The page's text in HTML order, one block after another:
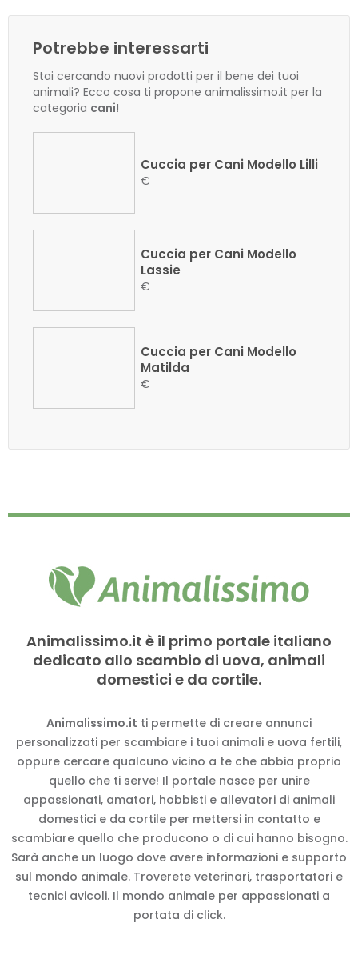
Potrebbe interessarti
Stai cercando nuovi prodotti per il bene dei tuoi
animali? Ecco cosa ti propone animalissimo.it per la
categoria cani!
Cuccia per Cani Modello Lilli
€
Cuccia per Cani Modello
Lassie
€
Cuccia per Cani Modello
Matilda
€
Animalissimo.it è il primo portale italiano
dedicato allo scambio di uova, animali
domestici e da cortile.
Animalissimo.it ti permette di creare annunci
personalizzati per scambiare i tuoi animali e uova fertili,
oppure cercare qualcuno vicino a te che abbia proprio
quello che ti serve! Il portale nasce per unire
appassionati, amatori, hobbisti e allevatori di animali
domestici e da cortile per mettersi in contatto e
scambiare quello che producono o di cui hanno bisogno.
Sarà anche un luogo dove avere informazioni e supporto
sul mondo animale. Troverete veterinari, trasportatori e
tecnici avicoli. Il mondo animale per appassionati a
portata di click.